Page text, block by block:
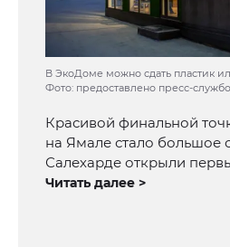
В ЭкоДоме можно сдать пластик
Фото: предоставлено пресс-
Красивой финальной
на Ямале стало большое
Салехарде открыли
Читать далее >